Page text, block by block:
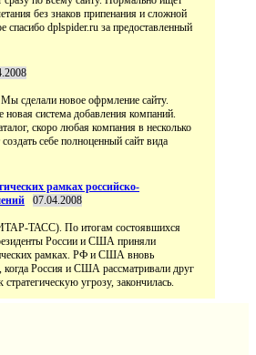
без знаков припенания и сложной
спасибо dplspider.ru за предоставленный
сделали новое офрмление сайту.
новая система добавления компаний.
скоро любая компания в несколько
себе полноценный сайт вида
рамках российско-
07.04.2008
ТАСС). По итогам состоявшихся
России и США приняли
рамках. РФ и США вновь
когда Россия и США рассматривали друг
стратегическую угрозу, закончилась.